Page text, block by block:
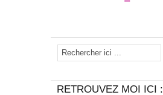
RETROUVEZ MOI ICI :